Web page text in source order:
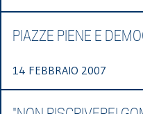
PIAZZE PIENE E
14 FEBBRAIO 2007